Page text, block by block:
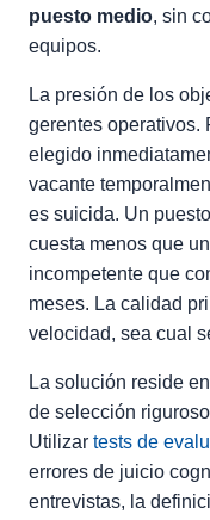
puesto medio, sin
equipos.
La presión de los
gerentes operativos.
elegido
vacante
es suicida. Un
cuesta menos que
incompetente que
meses. La calidad
velocidad, sea cual
La solución reside
de selección
Utilizar tests de
errores de juicio
entrevistas, la